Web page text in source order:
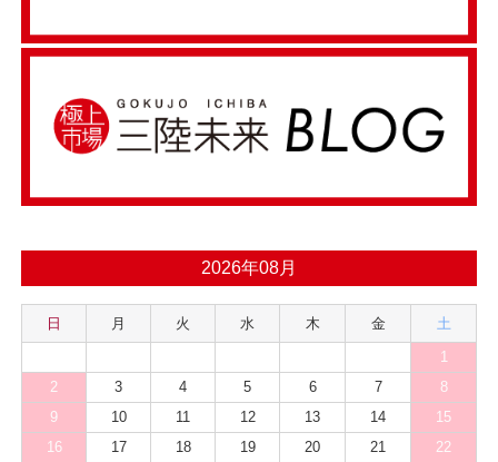
2026年08月
日 月 火 水 木 金
土
1
2
3 4 5 6 7
8
9
10 11 12 13 14
15
16
17 18 19 20 21
22